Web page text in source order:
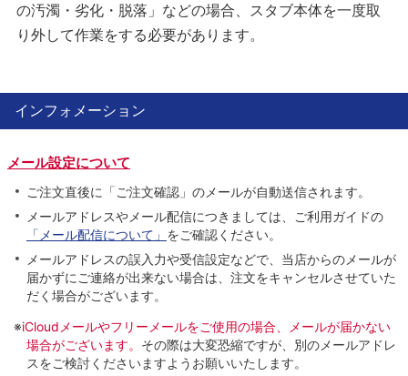
の汚濁・劣化・脱落」などの場合、スタブ本体を一度取
り外して作業をする必要があります。
インフォメーション
メール設定について
ご注文直後に「ご注文確認」のメールが自動送信されます。
メールアドレスやメール配信につきましては、ご利用ガイドの
「メール配信について」 をご確認ください。
メールアドレスの誤入力や受信設定などで、当店からのメールが
届かずにご連絡が出来ない場合は、注文をキャンセルさせていた
だく場合がございます。
※iCloudメールやフリーメールをご使用の場合、メールが届かない
場合がございます。 その際は大変恐縮ですが、別のメールアドレ
スをご検討くださいますようお願いいたします。